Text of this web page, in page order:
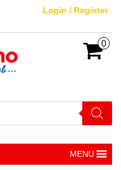
Login / Register
0
MENU